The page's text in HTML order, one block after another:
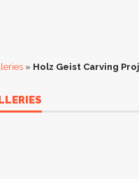
» Holz Geist Carving